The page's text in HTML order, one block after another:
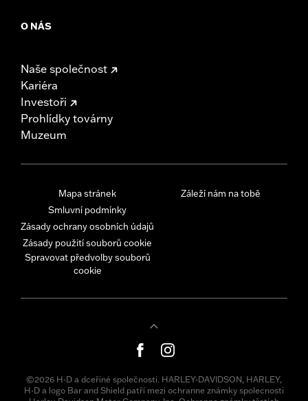
O NÁS
Naše společnost
Kariéra
Investoři
Prohlídky továrny
Muzeum
Mapa stránek
Smluvní podmínky
Zásady ochrany osobních údajů
Zásady použití souborů cookie
Spravovat předvolby souborů
cookie
Záleží nám na tobě
©2026 H-D a dceřiné společnosti. HARLEY-DAVIDSON, HARLEY,
H-D a logo Bar and Shield patří mezi ochranne známky spolecnosti